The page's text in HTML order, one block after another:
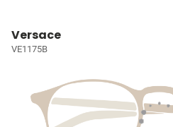
Versace
VE1175B